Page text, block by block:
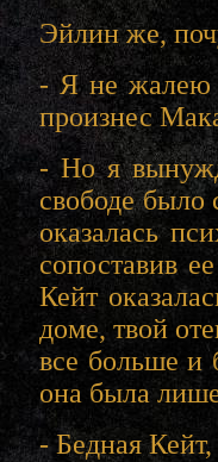
Эйлин же,
- Я не жалею
произнес
- Но я
свободе было
оказалась
сопоставив
Кейт
доме, твой
все больше и
она была
- Бедная